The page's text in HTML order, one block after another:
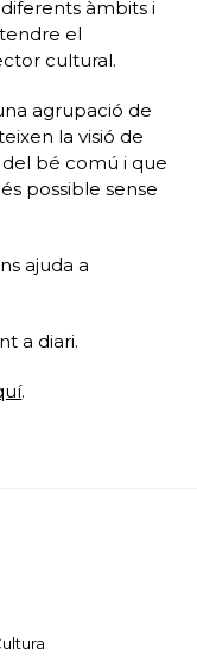
àmbits i
el
cultural.
agrupació de
la visió de
bé comú i que
possible sense
ajuda a
a diari.
.